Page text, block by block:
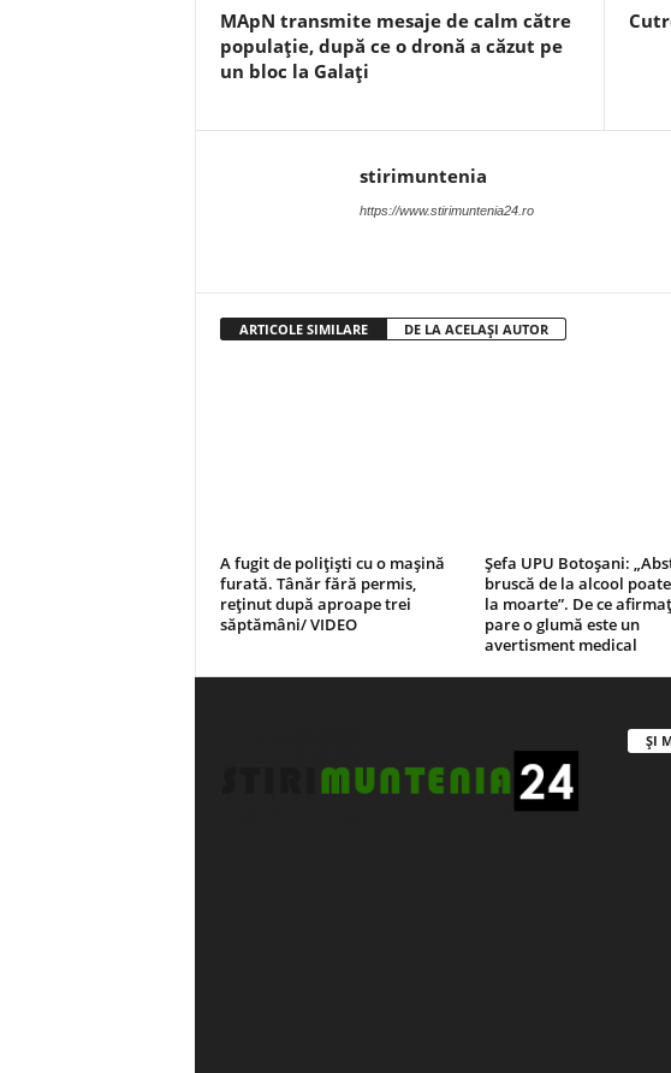
MApN transmite mesaje de calm către
populație, după ce o dronă a căzut pe
un bloc la Galați
stirimuntenia
https://www.stirimuntenia24.ro
ARTICOLE SIMILARE DE LA ACELAȘI AUTOR
A fugit de polițiști cu o mașină
furată. Tânăr fără permis,
reținut după aproape trei
săptămâni/ VIDEO
Șefa UPU Botoșani:
bruscă de la alcool
la moarte”. De ce
pare o glumă este un
avertisment medical
ȘI